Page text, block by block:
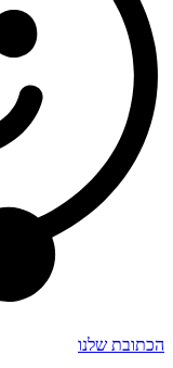
הכתובת שלנו